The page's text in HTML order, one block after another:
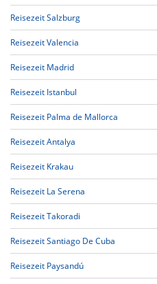
Reisezeit Salzburg
Reisezeit Valencia
Reisezeit Madrid
Reisezeit Istanbul
Reisezeit Palma de Mallorca
Reisezeit Antalya
Reisezeit Krakau
Reisezeit La Serena
Reisezeit Takoradi
Reisezeit Santiago De Cuba
Reisezeit Paysandú